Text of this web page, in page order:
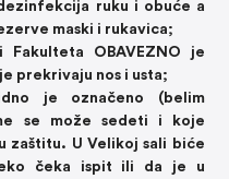
ruku i obuće a
maski i rukavica;
OBAVEZNO je
prekrivaju nos i usta;
je označeno (belim
se može sedeti i koje
zaštitu. U Velikoj sali biće
čeka ispit ili da je u